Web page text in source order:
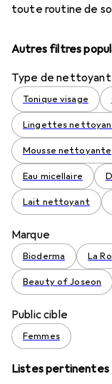
toute routine de
Autres filtres
Type de nettoyant
Tonique visage
Lingettes
Mousse nettoyante
Eau micellaire
Lait nettoyant
Marque
Bioderma La
Beauty of Joseon
Public cible
Femmes
Listes pertinentes